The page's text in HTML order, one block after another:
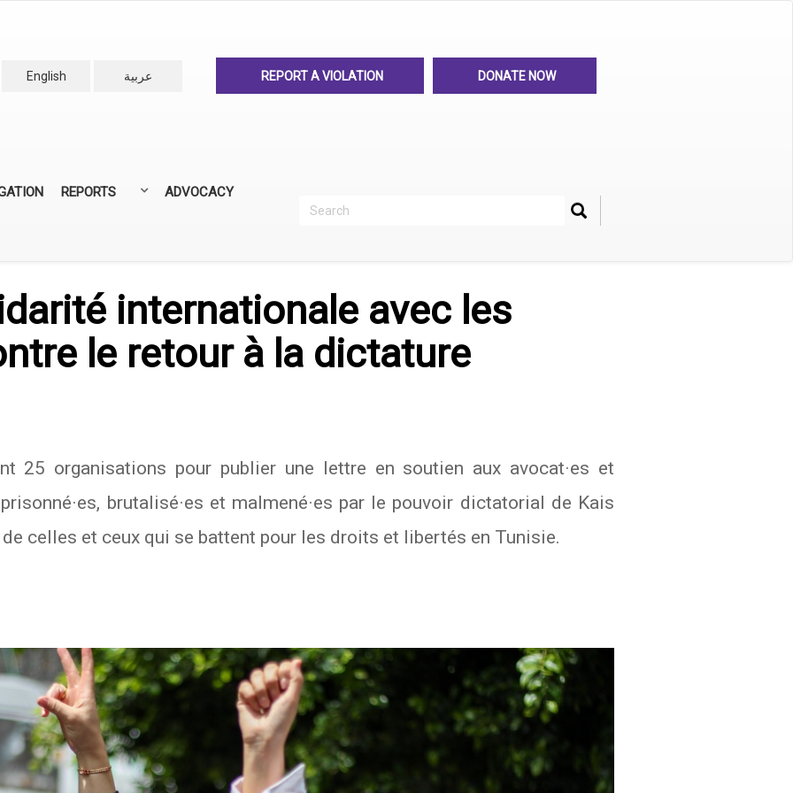
English
عربية REPORT A VIOLATION DONATE NOW
REPORTS ADVOCACY
Search Search
internationale avec les
le retour à la dictature
25 organisations pour publier une lettre en soutien aux avocat·es et
brutalisé·es et malmené·es par le pouvoir dictatorial de Kais
celles et ceux qui se battent pour les droits et libertés en Tunisie.